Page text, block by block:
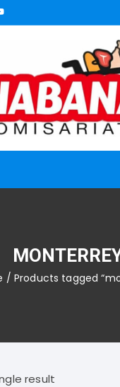
/ Products tagged
result